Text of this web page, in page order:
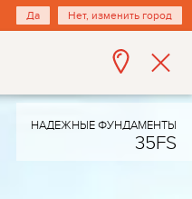
Да Нет, изменить город
НАДЕЖНЫЕ ФУНДАМЕНТЫ
35FS